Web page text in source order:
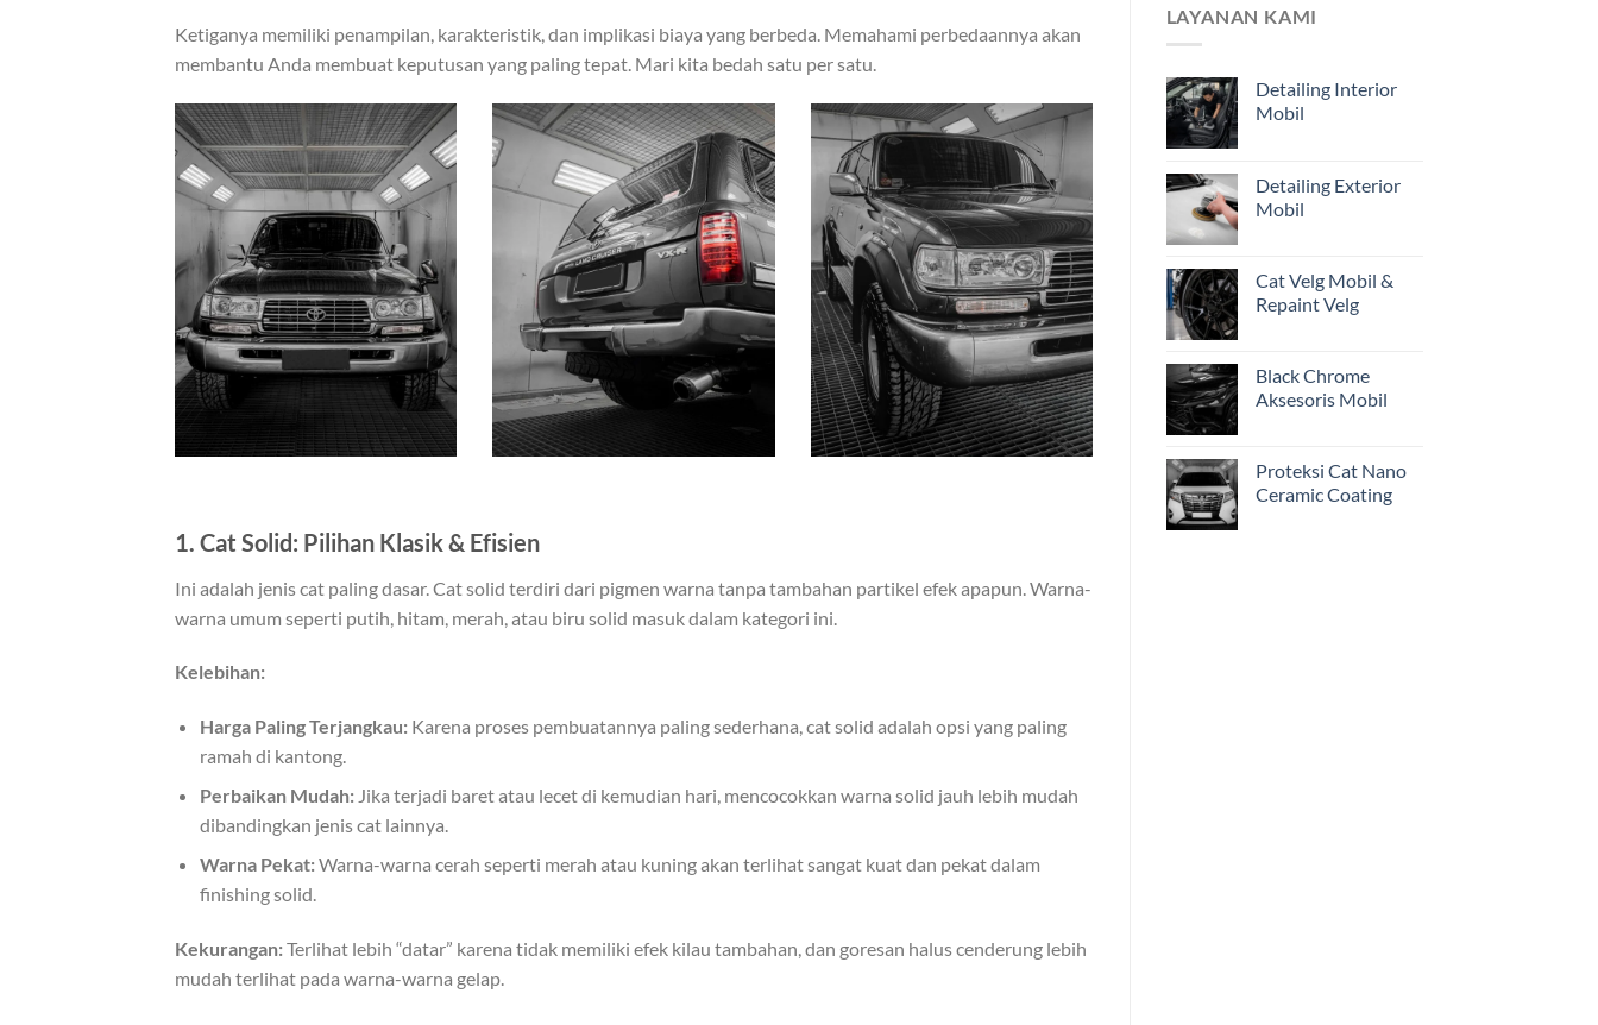
Ketiganya memiliki penampilan, karakteristik, dan implikasi biaya yang berbeda. Memahami perbedaannya akan
membantu Anda membuat keputusan yang paling tepat. Mari kita bedah satu per satu.
1. Cat Solid: Pilihan Klasik & Efisien
Ini adalah jenis cat paling dasar. Cat solid terdiri dari pigmen warna tanpa tambahan partikel efek apapun. Warna-
warna umum seperti putih, hitam, merah, atau biru solid masuk dalam kategori ini.
Kelebihan:
Harga Paling Terjangkau:Karena proses pembuatannya paling sederhana, cat solid adalah opsi yang paling
ramah di kantong.
Perbaikan Mudah:Jika terjadi baret atau lecet di kemudian hari, mencocokkan warna solid jauh lebih mudah
dibandingkan jenis cat lainnya.
Warna Pekat:Warna-warna cerah seperti merah atau kuning akan terlihat sangat kuat dan pekat dalam
finishing solid.
Kekurangan:Terlihat lebih “datar” karena tidak memiliki efek kilau tambahan, dan goresan halus cenderung lebih
mudah terlihat pada warna-warna gelap.
Jakarta
dari
Pentingnya
dari
LAYANAN KAMI
Detailing Interior
Mobil
Detailing Exterior
Mobil
Cat Velg Mobil &
Repaint Velg
Black Chrome
Aksesoris Mobil
Proteksi Cat Nano
Ceramic Coating